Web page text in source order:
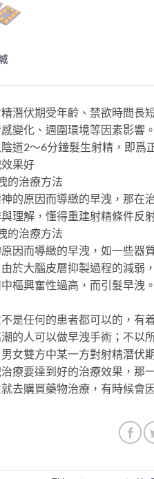
伏期受年齡、禁欲時間長
變化、週圍環境等因素影響
道2～6分鐘髮生射精，即爲
果好
治療方法
原因而導緻的早洩，那在
理解，懂得重建射精條件反
治療方法
而導緻的早洩，如一些器
於大腦皮層抑製過程的減弱
樞興奮性過高，而引髮早洩。
任何的患者都可以的，有
的人可以做早洩手術；不以
女雙方中某一方對射精潛伏
要達到好的治療效果，那
去購買藥物治療，有時候會